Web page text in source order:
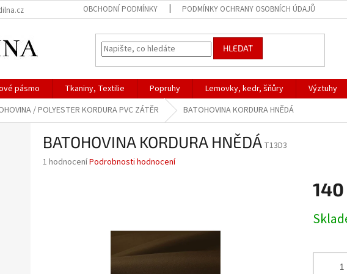
OBCHODNÍ PODMÍNKY PODMÍNKY OCHRANY OSOBNÍCH ÚDAJŮ
HLEDAT
pásmo Tkaniny, Textilie Popruhy Lemovky, kedr, šňůry Výztuhy
/ POLYESTER KORDURA PVC ZÁTĚR BATOHOVINA KORDURA HNĚDÁ
BATOHOVINA KORDURA HNĚDÁ T13D3
Průměrné
1 hodnoceníPodrobnosti hodnocení
140
cena: